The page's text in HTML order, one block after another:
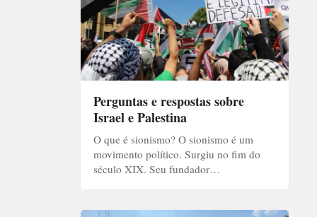
Perguntas e respostas sobre
Israel e Palestina
O que é sionismo? O sionismo é um
movimento político. Surgiu no fim do
século XIX. Seu fundador…